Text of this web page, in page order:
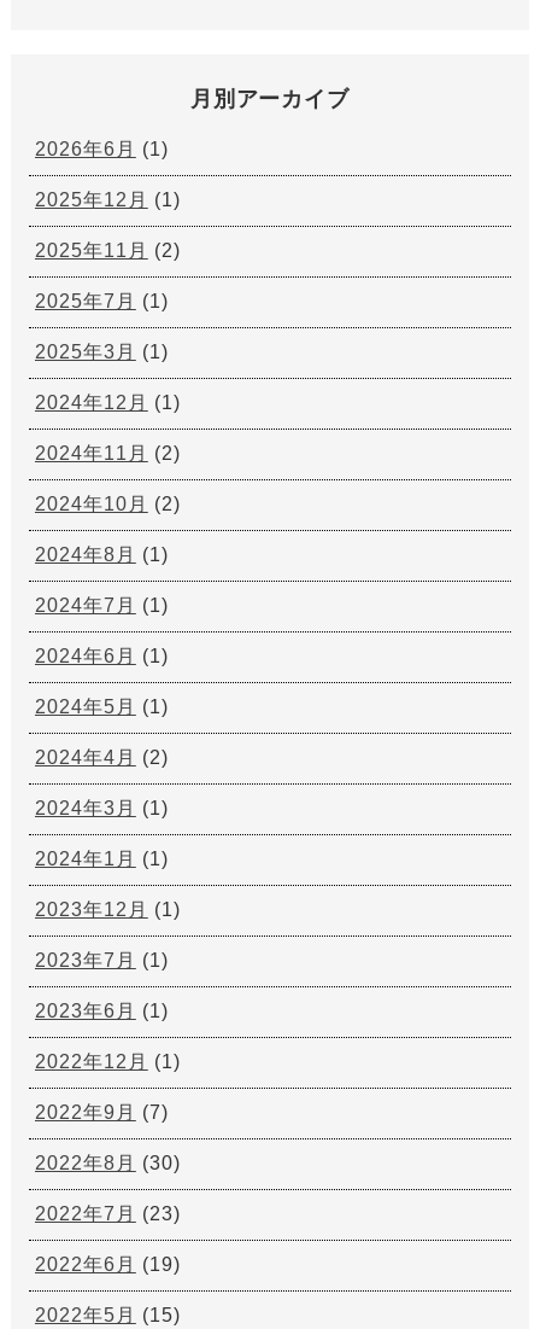
月別アーカイブ
2026年6月 (1)
2025年12月 (1)
2025年11月 (2)
2025年7月 (1)
2025年3月 (1)
2024年12月 (1)
2024年11月 (2)
2024年10月 (2)
2024年8月 (1)
2024年7月 (1)
2024年6月 (1)
2024年5月 (1)
2024年4月 (2)
2024年3月 (1)
2024年1月 (1)
2023年12月 (1)
2023年7月 (1)
2023年6月 (1)
2022年12月 (1)
2022年9月 (7)
2022年8月 (30)
2022年7月 (23)
2022年6月 (19)
2022年5月 (15)